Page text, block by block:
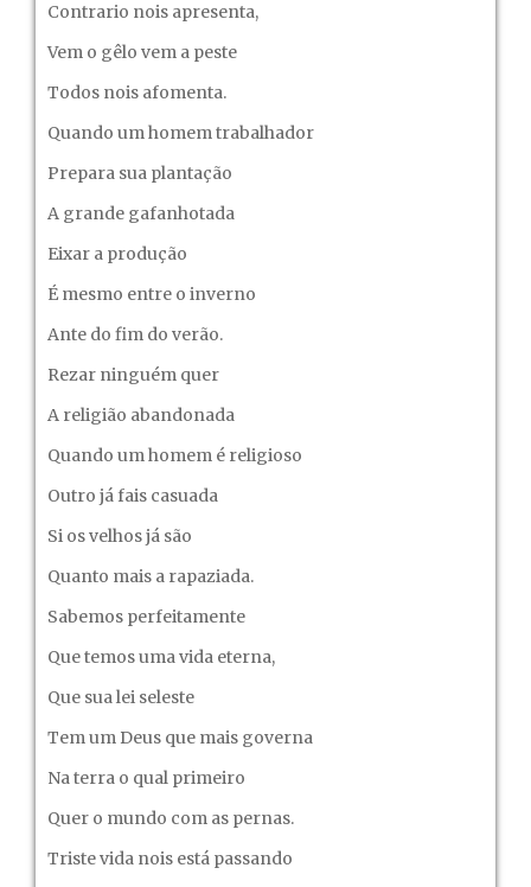
Contrario nois apresenta,
Vem o gêlo vem a peste
Todos nois afomenta.
Quando um homem trabalhador
Prepara sua plantação
A grande gafanhotada
Eixar a produção
É mesmo entre o inverno
Ante do fim do verão.
Rezar ninguém quer
A religião abandonada
Quando um homem é religioso
Outro já fais casuada
Si os velhos já são
Quanto mais a rapaziada.
Sabemos perfeitamente
Que temos uma vida eterna,
Que sua lei seleste
Tem um Deus que mais governa
Na terra o qual primeiro
Quer o mundo com as pernas.
Triste vida nois está passando